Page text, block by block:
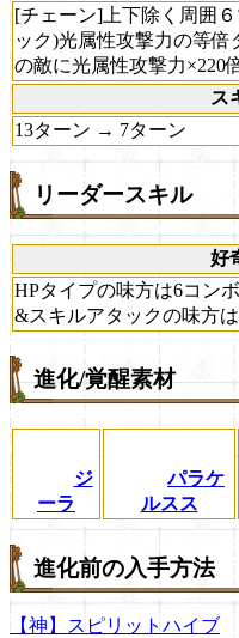
[チェーン]上下除く周囲
ック)光属性攻撃力の等倍
の敵に光属性攻撃力×220
ス
13ターン → 7ターン
リーダースキル
好
HPタイプの味方は6コン
&スキルアタックの味方
進化/覚醒素材
ジ
ーラ
パラケ
ルスス
進化前の入手方法
【神】スピリットハイブ